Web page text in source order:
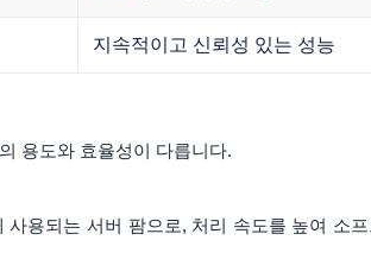
지속적이고 신뢰성 있는 성능
용도와 효율성이 다릅니다.
용되는 서버 팜으로, 처리 속도를 높여 소